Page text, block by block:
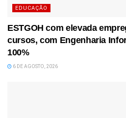
EDUCAÇÃO
ESTGOH com elevada
cursos, com Engenharia
100%
6 DE AGOSTO, 2026